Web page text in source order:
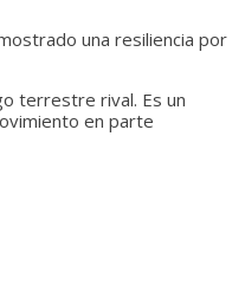
una resiliencia por
terrestre rival. Es un
en parte